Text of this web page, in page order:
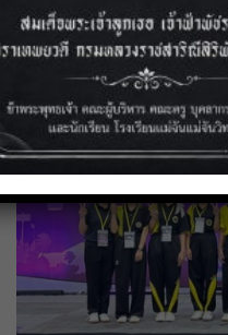
การประชุมเชิงปฏิบัติการแล
(Best Practice)